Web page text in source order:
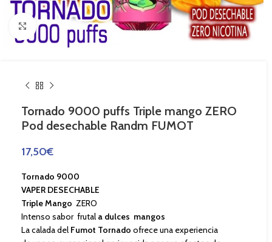
Haga Click para agrandar
Tornado 9000 puffs Triple mango ZERO
Pod desechable Randm FUMOT
17,50€
Tornado 9000
VAPER DESECHABLE
Triple Mango ZERO
Intenso sabor frutal a dulces mangos
La calada del Fumot Tornado ofrece una experiencia